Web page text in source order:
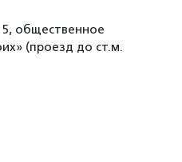
5, общественное
(проезд до ст.м.